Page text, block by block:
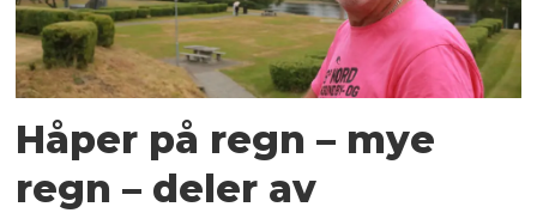
Håper på regn – mye
regn – deler av